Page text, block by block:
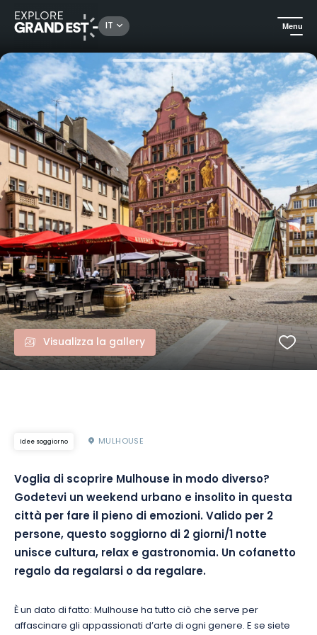
IT Menu
Idee soggiorno Confezione regalo - Weekend urbano e insolito a Mulhouse
Visualizza la gallery
Idee soggiorno MULHOUSE
Voglia di scoprire Mulhouse in modo diverso?
Godetevi un weekend urbano e insolito in questa
città per fare il pieno di emozioni.Valido per 2
persone, questo soggiorno di 2 giorni/1 notte
unisce cultura, relax e gastronomia. Un cofanetto
regalo da regalarsi o da regalare.
È un dato di fatto:Mulhouse ha tutto ciò che serve per
affascinare gli appassionati d’arte di ogni genere.E se siete